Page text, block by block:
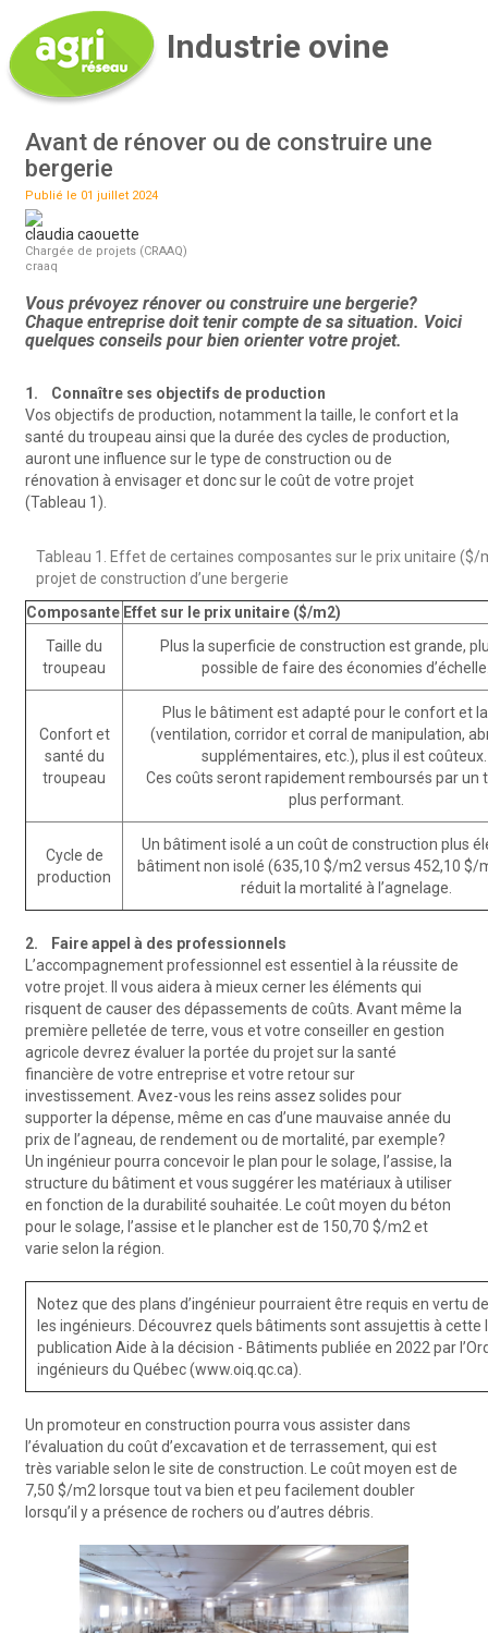
Industrie ovine
Avant de rénover ou de construire une
bergerie
Publié le 01 juillet 2024
claudia caouette
Chargée de projets (CRAAQ)
craaq
Vous prévoyez rénover ou construire une bergerie?
Chaque entreprise doit tenir compte de sa situation. Voici
quelques conseils pour bien orienter votre projet.
1. Connaître ses objectifs de production
Vos objectifs de production, notamment la taille, le confort et la
santé du troupeau ainsi que la durée des cycles de production,
auront une influence sur le type de construction ou de
rénovation à envisager et donc sur le coût de votre projet
(Tableau 1).
Tableau 1. Effet de certaines composantes sur le prix unitaire ($/
projet de construction d’une bergerie
Composante Effet sur le prix unitaire ($/m2)
Taille du
troupeau
Plus la superficie de construction est grande,
possible de faire des économies
Confort et
santé du
troupeau
Plus le bâtiment est adapté pour le confort et
(ventilation, corridor et corral de manipulation,
supplémentaires, etc.), plus il est
Ces coûts seront rapidement remboursés par un
plus performant.
Cycle de
production
Un bâtiment isolé a un coût de construction plus
bâtiment non isolé (635,10 $/m2 versus 452,10 $/
réduit la mortalité à l’agnelage.
2. Faire appel à des professionnels
L’accompagnement professionnel est essentiel à la réussite de
votre projet. Il vous aidera à mieux cerner les éléments qui
risquent de causer des dépassements de coûts. Avant même la
première pelletée de terre, vous et votre conseiller en gestion
agricole devrez évaluer la portée du projet sur la santé
financière de votre entreprise et votre retour sur
investissement. Avez-vous les reins assez solides pour
supporter la dépense, même en cas d’une mauvaise année du
prix de l’agneau, de rendement ou de mortalité, par exemple?
Un ingénieur pourra concevoir le plan pour le solage, l’assise, la
structure du bâtiment et vous suggérer les matériaux à utiliser
en fonction de la durabilité souhaitée. Le coût moyen du béton
pour le solage, l’assise et le plancher est de 150,70 $/m2 et
varie selon la région.
Notez que des plans d’ingénieur pourraient être requis en vertu
les ingénieurs. Découvrez quels bâtiments sont assujettis à cette
publication Aide à la décision - Bâtiments publiée en 2022 par
ingénieurs du Québec (www.oiq.qc.ca).
Un promoteur en construction pourra vous assister dans
l’évaluation du coût d’excavation et de terrassement, qui est
très variable selon le site de construction. Le coût moyen est de
7,50 $/m2 lorsque tout va bien et peu facilement doubler
lorsqu’il y a présence de rochers ou d’autres débris.